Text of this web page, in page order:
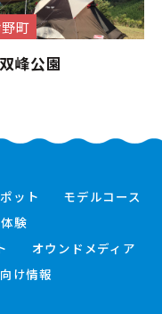
町
峰公園
ット
モデルコース
験
オウンドメディア
け情報